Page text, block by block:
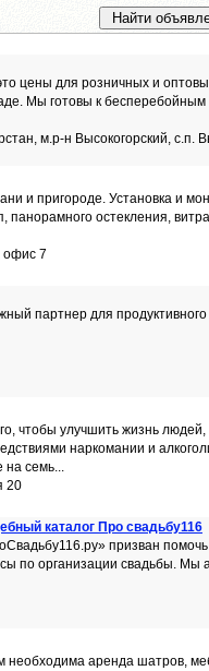
цены для розничных и
Мы готовы к
м.р-н Высокогорский, с.п.
и пригороде. Установка и
панорамного остекления,
офис 7
партнер для
чтобы улучшить жизнь
наркомании и
на семь...
20
каталог Про свадьбу116
призван
по организации свадьбы. Мы
необходима аренда шатров,